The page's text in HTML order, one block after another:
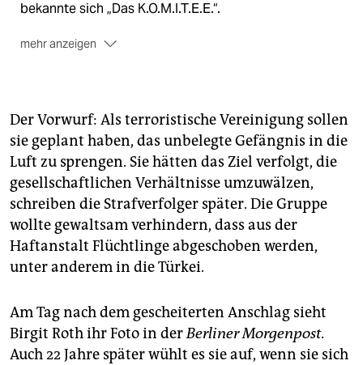
bekannte sich „Das K.O.M.I.T.E.E.“.
mehr anzeigen
bekannt. Bis Bernhard Heidbreder 2014 in Venezuela
verhaftet wurde. Jetzt haben alle drei beantragt, dort
als Flüchtlinge anerkannt zu werden. Sie werden noch
immer per Haftbefehl gesucht. Als erstes Medium traf
die taz sie in ihrem selbstgewählten Exil.
Der Vorwurf: Als terroristische Vereinigung sollen
sie geplant haben, das unbelegte Gefängnis in die
Luft zu sprengen. Sie hätten das Ziel verfolgt, die
gesellschaftlichen Verhältnisse umzuwälzen,
schrei­ben die Strafverfolger später. Die Gruppe
wollte gewaltsam verhindern, dass aus der
Haftanstalt Flüchtlinge abgeschoben werden,
unter anderem in die Türkei.
Am Tag nach dem gescheiterten Anschlag sieht
Birgit Roth ihr Foto in derBerliner Morgenpost.
Auch 22 Jahre später wühlt es sie auf, wenn sie sich